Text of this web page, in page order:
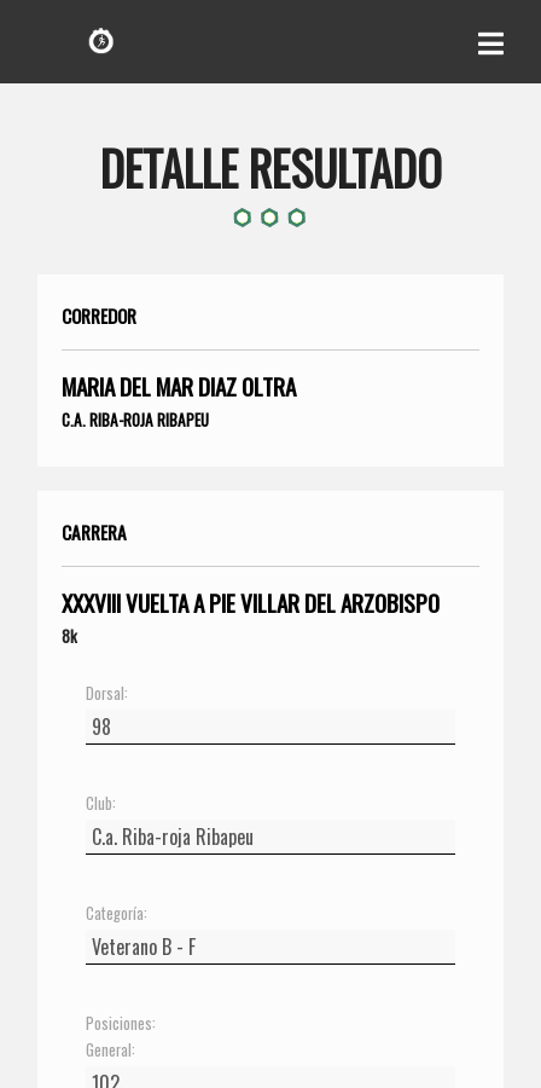
DETALLE RESULTADO
CORREDOR
MARIA DEL MAR DIAZ OLTRA
C.A. RIBA-ROJA RIBAPEU
CARRERA
XXXVIII VUELTA A PIE VILLAR DEL ARZOBISPO
8k
Dorsal:
Club:
Categoría:
Posiciones:
General: